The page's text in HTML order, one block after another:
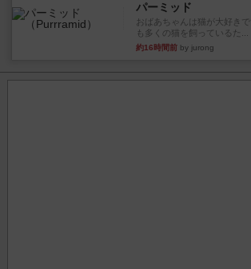
パーミッド
おばあちゃんは猫が大好き
も多くの猫を飼っているた...
約16時間前 by jurong